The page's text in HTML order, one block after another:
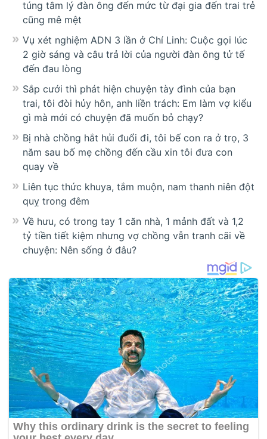
túng tâm lý đàn ông đến mức từ đại gia đến trai trẻ
cũng mê mệt
Vụ xét nghiệm ADN 3 lần ở Chí Linh: Cuộc gọi lúc
2 giờ sáng và câu trả lời của người đàn ông tử tế
đến đau lòng
Sắp cưới thì phát hiện chuyện tày đình của bạn
trai, tôi đòi hủy hôn, anh liền trách: Em làm vợ kiểu
gì mà mới có chuyện đã muốn bỏ chạy?
Bị nhà chồng hắt hủi đuổi đi, tôi bế con ra ở trọ, 3
năm sau bố mẹ chồng đến cầu xin tôi đưa con
quay về
Liên tục thức khuya, tắm muộn, nam thanh niên đột
quỵ trong đêm
Về hưu, có trong tay 1 căn nhà, 1 mảnh đất và 1,2
tỷ tiền tiết kiệm nhưng vợ chồng vẫn tranh cãi về
chuyện: Nên sống ở đâu?